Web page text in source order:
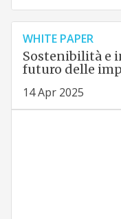
WHITE PAPER
Sostenibilità e
futuro delle
14 Apr 2025